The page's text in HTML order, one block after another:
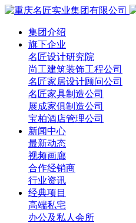
集团介绍
旗下企业
名匠设计研究院
尚工建筑装饰工程公司
名匠家居设计顾问公司
名匠家具制造公司
展成家俱制造公司
宝柏酒店管理公司
新闻中心
最新动态
视频画廊
合作经销商
行业资讯
经典项目
高端私宅
办公及私人会所